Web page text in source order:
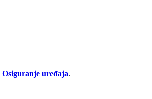
Osiguranje uređaja.